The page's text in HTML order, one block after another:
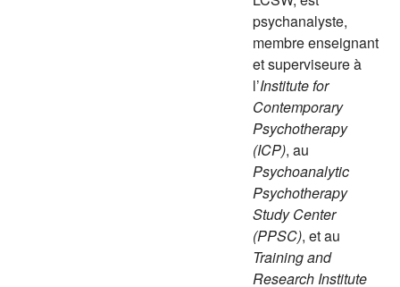
psychanalyste,
membre enseignant
et superviseure à
l’Institute for
Contemporary
Psychotherapy
(ICP), au
Psychoanalytic
Psychotherapy
Study Center
(PPSC), et au
Training and
Research Institute